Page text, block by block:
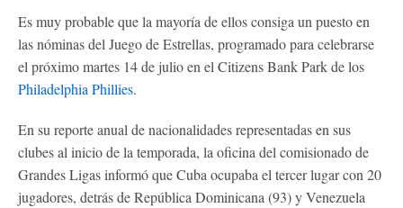
Es muy probable que la mayoría de ellos consiga un puesto en
las nóminas del Juego de Estrellas, programado para celebrarse
el próximo martes 14 de julio en el Citizens Bank Park de los
Philadelphia Phillies.
En su reporte anual de nacionalidades representadas en sus
clubes al inicio de la temporada, la oficina del comisionado de
Grandes Ligas informó que Cuba ocupaba el tercer lugar con 20
jugadores, detrás de República Dominicana (93) y Venezuela